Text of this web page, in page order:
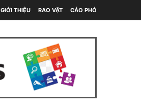
GIỚI THIỆU RAO VẶT CÁO PHÓ